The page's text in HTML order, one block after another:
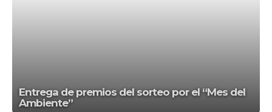
Entrega de premios del sorteo por el “Mes del
Ambiente”